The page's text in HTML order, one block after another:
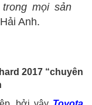
mọi sản
Anh.
2017 “chuyên